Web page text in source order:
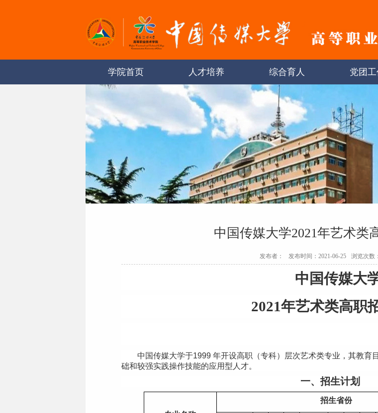
学院首页 人才培养 综合育人 党团
中国传媒大学2021年艺术类
发布者： 发布时间：2021-06-25 浏览次数：
中国传媒大
2021年艺术类高职
中国传媒大学于1999 年开设高职（专科）层次艺术类专业，其教育
础和较强实践操作技能的应用型人才。
一、招生计划
招生省份